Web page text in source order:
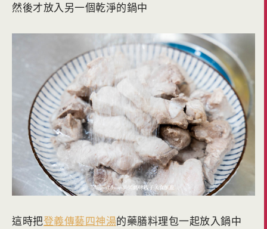
然後才放入另一個乾淨的鍋中
這時把登義傳藝四神湯的藥膳料理包一起放入鍋中